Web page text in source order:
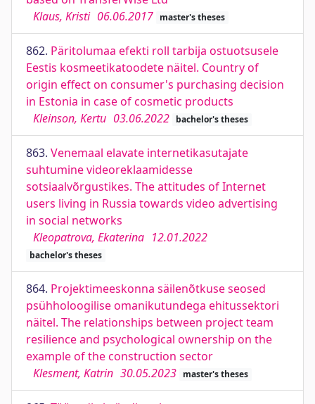
Klaus, Kristi 06.06.2017 master's theses
862. Päritolumaa efekti roll tarbija ostuotsusele
Eestis kosmeetikatoodete näitel. Country of
origin effect on consumer's purchasing decision
in Estonia in case of cosmetic products
Kleinson, Kertu 03.06.2022 bachelor's theses
863. Venemaal elavate internetikasutajate
suhtumine videoreklaamidesse
sotsiaalvõrgustikes. The attitudes of Internet
users living in Russia towards video advertising
in social networks
Kleopatrova, Ekaterina 12.01.2022
bachelor's theses
864. Projektimeeskonna säilenõtkuse seosed
psühholoogilise omanikutundega ehitussektori
näitel. The relationships between project team
resilience and psychological ownership on the
example of the construction sector
Klesment, Katrin 30.05.2023 master's theses